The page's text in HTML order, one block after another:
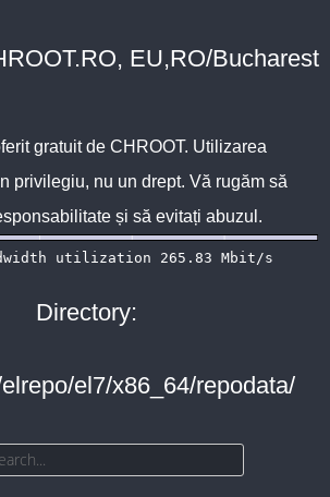
EU,RO/Bucharest
gratuit de CHROOT. Utilizarea
privilegiu, nu un drept. Vă rugăm să
și să evitați abuzul.
Directory:
el7/x86_64/repodata/